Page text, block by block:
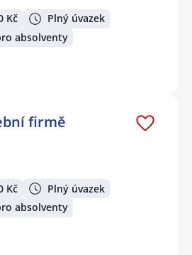
Kč
Plný úvazek
absolventy
firmě
Kč
Plný úvazek
absolventy